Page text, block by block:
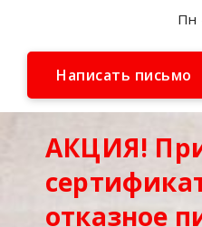
Пн
Написать письмо
АКЦИЯ!
отказное